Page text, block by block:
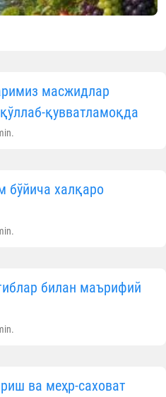
масжидлар
қувватламоқда
бўйича халқаро
билан маърифий
ва меҳр-саховат